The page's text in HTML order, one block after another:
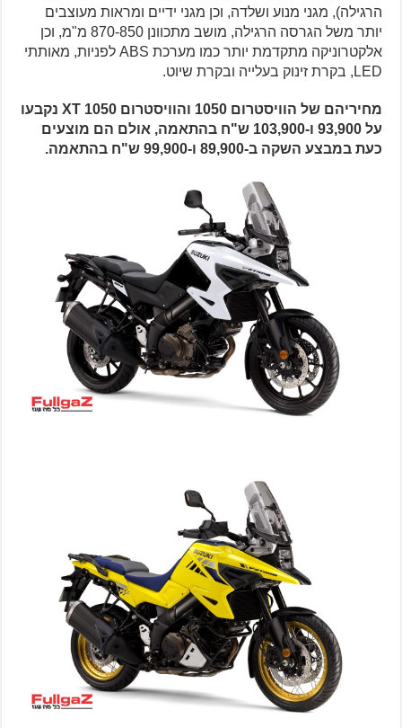
הרגילה), מגני מנוע ושלדה, וכן מגני ידיים ומראות מעוצבים
יותר משל הגרסה הרגילה, מושב מתכוונן 870-850 מ"מ, וכן
אלקטרוניקה מתקדמת יותר כמו מערכת ABS לפניות, מאותתי
LED, בקרת זינוק בעלייה ובקרת שיוט.
מחיריהם של הוויסטרום 1050 והוויסטרום 1050 XT נקבעו
על 93,900 ו-103,900 ש"ח בהתאמה, אולם הם מוצעים
כעת במבצע השקה ב-89,900 ו-99,900 ש"ח בהתאמה.